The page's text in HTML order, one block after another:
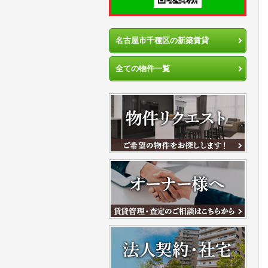
名古屋市千種区の新築賃貸
全ての物件一覧